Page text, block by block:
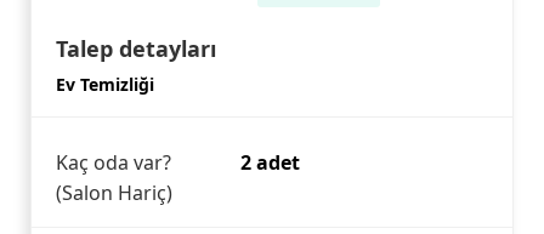
Talep detayları
Ev Temizliği
Kaç oda var?
(Salon Hariç)
2 adet